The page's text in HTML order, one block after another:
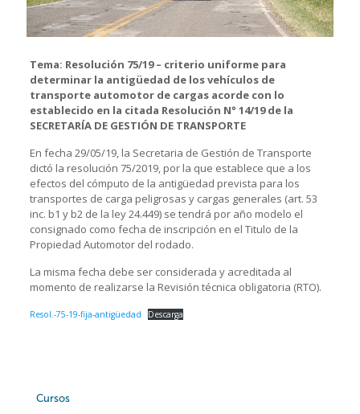
Tema: Resolución 75/19 – criterio uniforme para
determinar la antigüedad de los vehículos de
transporte automotor de cargas acorde con lo
establecido en la citada Resolución N° 14/19 de la
SECRETARÍA DE GESTIÓN DE TRANSPORTE
En fecha 29/05/19, la Secretaria de Gestión de Transporte
dictó la resolución 75/2019, por la que establece que a los
efectos del cómputo de la antigüedad prevista para los
transportes de carga peligrosas y cargas generales (art. 53
inc. b1 y b2 de la ley 24.449) se tendrá por año modelo el
consignado como fecha de inscripción en el Titulo de la
Propiedad Automotor del rodado.
La misma fecha debe ser considerada y acreditada al
momento de realizarse la Revisión técnica obligatoria (RTO).
Resol.-75-19-fija-antigüedad Descarga
Cursos